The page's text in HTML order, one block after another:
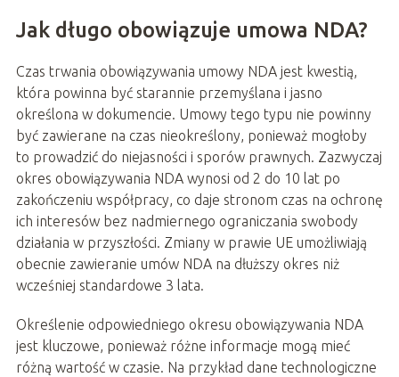
Jak długo obowiązuje umowa NDA?
Czas trwania obowiązywania umowy NDA jest kwestią,
która powinna być starannie przemyślana i jasno
określona w dokumencie. Umowy tego typu nie powinny
być zawierane na czas nieokreślony, ponieważ mogłoby
to prowadzić do niejasności i sporów prawnych. Zazwyczaj
okres obowiązywania NDA wynosi od 2 do 10 lat po
zakończeniu współpracy, co daje stronom czas na ochronę
ich interesów bez nadmiernego ograniczania swobody
działania w przyszłości. Zmiany w prawie UE umożliwiają
obecnie zawieranie umów NDA na dłuższy okres niż
wcześniej standardowe 3 lata.
Określenie odpowiedniego okresu obowiązywania NDA
jest kluczowe, ponieważ różne informacje mogą mieć
różną wartość w czasie. Na przykład dane technologiczne